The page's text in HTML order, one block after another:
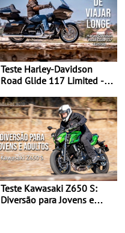
Teste Harley-Davidson
Road Glide 117 Limited - A
Teste Kawasaki Z650 S:
Diversão para Jovens e